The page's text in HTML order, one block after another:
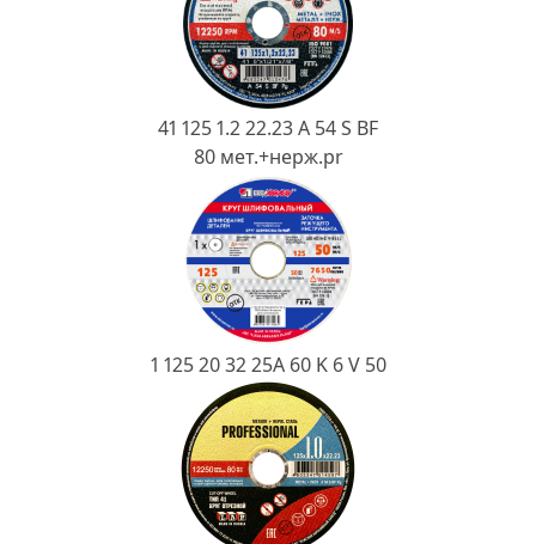
41 125 1.2 22.23 A 54 S BF
80 мет.+нерж.pr
1 125 20 32 25А 60 K 6 V 50